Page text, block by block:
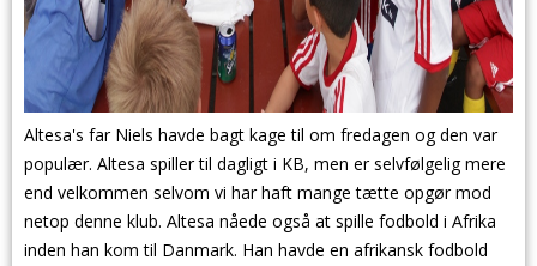
Altesa's far Niels havde bagt kage til om fredagen og den var
populær. Altesa spiller til dagligt i KB, men er selvfølgelig mere
end velkommen selvom vi har haft mange tætte opgør mod
netop denne klub. Altesa nåede også at spille fodbold i Afrika
inden han kom til Danmark. Han havde en afrikansk fodbold